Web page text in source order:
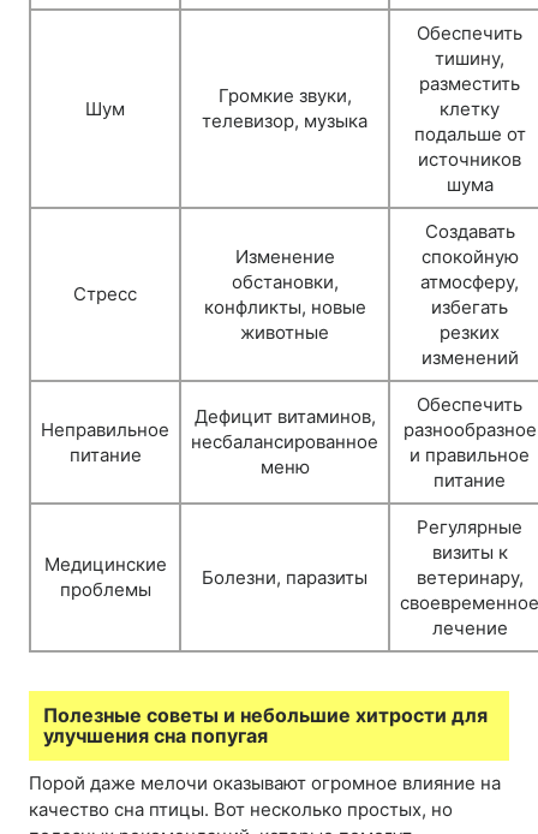
Шум
Громкие звуки,
телевизор, музыка
Обеспечить
тишину,
разместить
клетку
подальше от
источников
шума
Стресс
Изменение
обстановки,
конфликты, новые
животные
Создавать
спокойную
атмосферу,
избегать
резких
изменений
Неправильное
питание
Дефицит витаминов,
несбалансированное
меню
Обеспечить
разнообразное
и правильное
питание
Медицинские
проблемы
Болезни, паразиты
Регулярные
визиты к
ветеринару,
своевременное
лечение
Полезные советы и небольшие хитрости для
улучшения сна попугая
Порой даже мелочи оказывают огромное влияние на
качество сна птицы. Вот несколько простых, но